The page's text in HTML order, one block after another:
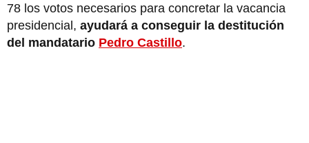
78 los votos necesarios para concretar la vacancia
presidencial, ayudará a conseguir la destitución
del mandatario Pedro Castillo.